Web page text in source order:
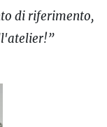
di riferimento,